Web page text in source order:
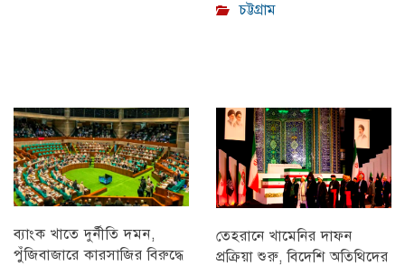
চট্টগ্রাম
ব্যাংক খাতে দুর্নীতি দমন,
পুঁজিবাজারে কারসাজির বিরুদ্ধে
তেহরানে খামেনির দাফন
প্রক্রিয়া শুরু, বিদেশি অতিথিদের